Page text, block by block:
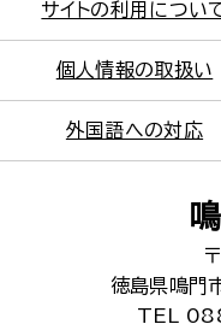
サイトの利用につい
個人情報の取扱い
外国語への対応
徳島県鳴門
TEL